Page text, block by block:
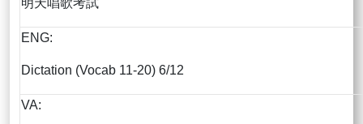
明天唱歌考試
ENG:
Dictation (Vocab 11-20) 6/12
VA: